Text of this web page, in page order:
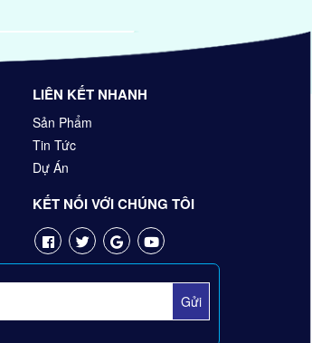
LIÊN KẾT NHANH
Sản Phẩm
Tin Tức
Dự Án
KẾT NỐI VỚI CHÚNG TÔI